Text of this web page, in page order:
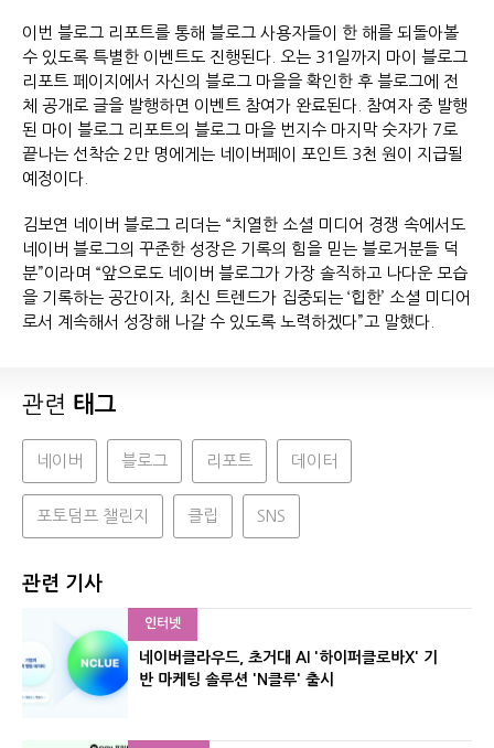
이번 블로그 리포트를 통해 블로그 사용자들이 한 해를 되돌아볼
수 있도록 특별한 이벤트도 진행된다. 오는 31일까지 마이 블로그
리포트 페이지에서 자신의 블로그 마을을 확인한 후 블로그에 전
체 공개로 글을 발행하면 이벤트 참여가 완료된다. 참여자 중 발행
된 마이 블로그 리포트의 블로그 마을 번지수 마지막 숫자가 7로
끝나는 선착순 2만 명에게는 네이버페이 포인트 3천 원이 지급될
예정이다.
김보연 네이버 블로그 리더는 “치열한 소셜 미디어 경쟁 속에서도
네이버 블로그의 꾸준한 성장은 기록의 힘을 믿는 블로거분들 덕
분”이라며 “앞으로도 네이버 블로그가 가장 솔직하고 나다운 모습
을 기록하는 공간이자, 최신 트렌드가 집중되는 ‘힙한’ 소셜 미디어
로서 계속해서 성장해 나갈 수 있도록 노력하겠다”고 말했다.
관련 태그
네이버 블로그 리포트 데이터
포토덤프 챌린지 클립 SNS
관련 기사
인터넷
네이버클라우드, 초거대 AI '하이퍼클로바X' 기
반 마케팅 솔루션 'N클루' 출시